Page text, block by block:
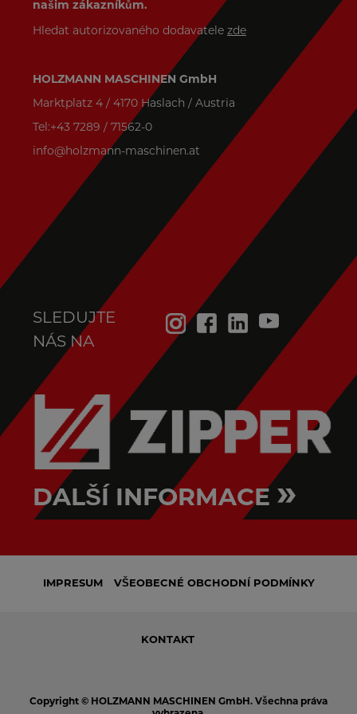
našim zákazníkům.
Hledat autorizovaného dodavatele zde
HOLZMANN MASCHINEN GmbH
Marktplatz 4 / 4170 Haslach / Austria
Tel:+43 7289 / 71562-0
info@holzmann-maschinen.at
SLEDUJTE
NÁS NA
DALŠÍ INFORMACE »
IMPRESUM VŠEOBECNÉ OBCHODNÍ PODMÍNKY
KONTAKT
Copyright © HOLZMANN MASCHINEN GmbH. Všechna práva